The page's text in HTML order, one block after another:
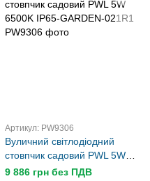
Артикул: PW9306
Вуличний світлодіодний
стовпчик садовий PWL 5W
6500K IP65-GARDEN-021R1
9 886 грн без ПДВ